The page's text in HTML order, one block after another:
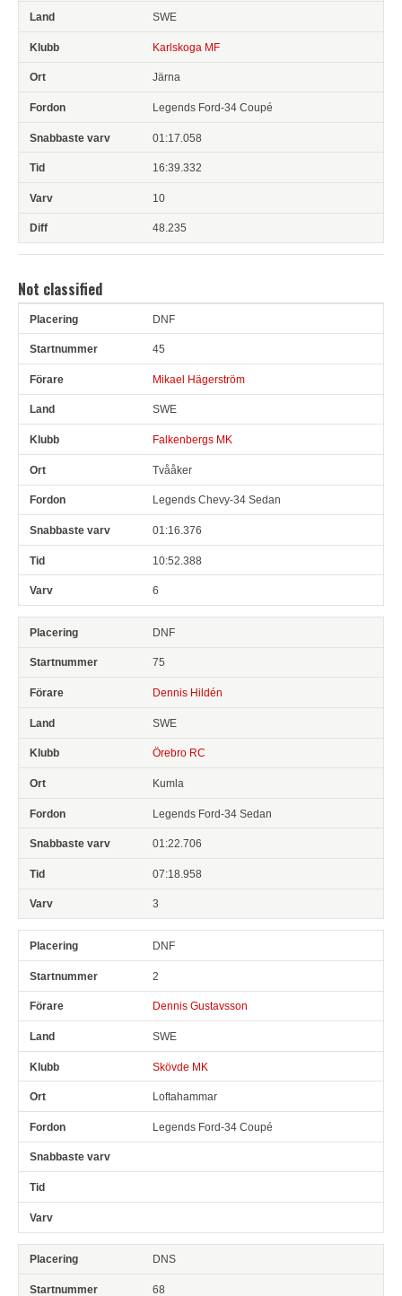
SWE
Karlskoga MF
Järna
Legends Ford-34 Coupé
01:17.058
16:39.332
10
48.235
Not classified
Pl Snr Land
DNF
45
Mikael Hägerström
SWE
Falkenbergs MK
Tvååker
Legends Chevy-34 Sedan
01:16.376
10:52.388
6
DNF
75
Dennis Hildén
SWE
Örebro RC
Kumla
Legends Ford-34 Sedan
01:22.706
07:18.958
3
DNF
2
Dennis Gustavsson
SWE
Skövde MK
Loftahammar
Legends Ford-34 Coupé
DNS
68